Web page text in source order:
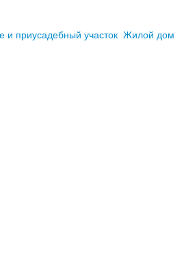
приусадебный участок Жилой дом